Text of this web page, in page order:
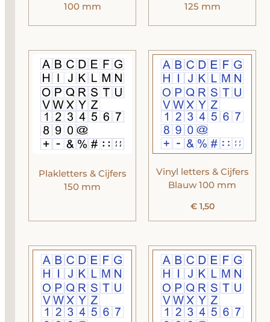
100 mm
125 mm
Plakletters & Cijfers
150 mm
Vinyl letters & Cijfers
Blauw 100 mm
€1,50